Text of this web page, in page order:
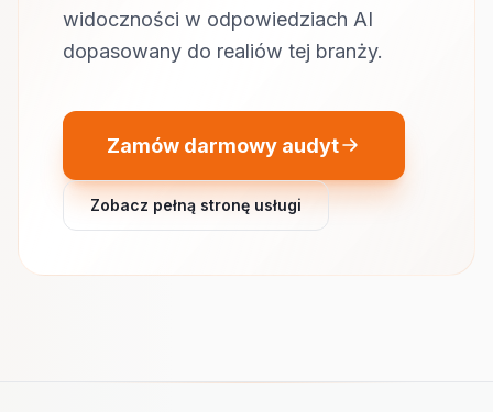
widoczności w odpowiedziach AI
dopasowany do realiów tej branży.
Zamów darmowy audyt
Zobacz pełną stronę usługi